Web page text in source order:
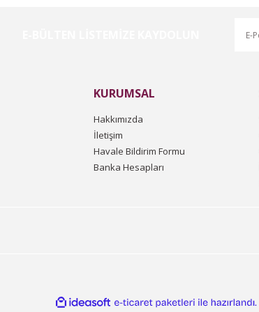
KURUMSAL
Hakkımızda
İletişim
Havale Bildirim Formu
Banka Hesapları
ideasoft
e-